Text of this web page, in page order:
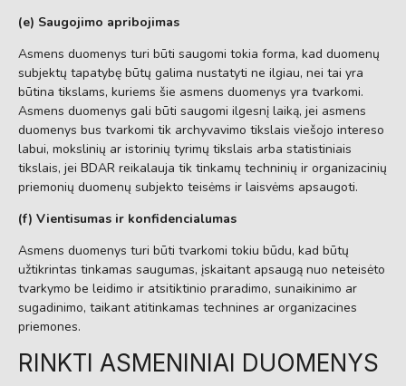
(e) Saugojimo apribojimas
Asmens duomenys turi būti saugomi tokia forma, kad duomenų
subjektų tapatybę būtų galima nustatyti ne ilgiau, nei tai yra
būtina tikslams, kuriems šie asmens duomenys yra tvarkomi.
Asmens duomenys gali būti saugomi ilgesnį laiką, jei asmens
duomenys bus tvarkomi tik archyvavimo tikslais viešojo intereso
labui, mokslinių ar istorinių tyrimų tikslais arba statistiniais
tikslais, jei BDAR reikalauja tik tinkamų techninių ir organizacinių
priemonių duomenų subjekto teisėms ir laisvėms apsaugoti.
(f) Vientisumas ir konfidencialumas
Asmens duomenys turi būti tvarkomi tokiu būdu, kad būtų
užtikrintas tinkamas saugumas, įskaitant apsaugą nuo neteisėto
tvarkymo be leidimo ir atsitiktinio praradimo, sunaikinimo ar
sugadinimo, taikant atitinkamas technines ar organizacines
priemones.
RINKTI ASMENINIAI DUOMENYS